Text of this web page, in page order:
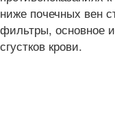
ниже почечных вен
фильтры, основное
сгустков крови.